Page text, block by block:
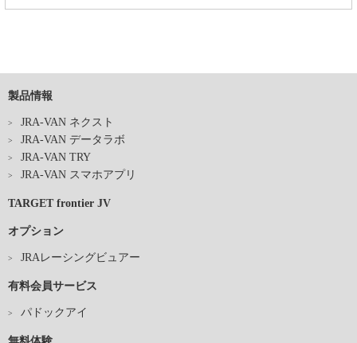
製品情報
JRA-VAN ネクスト
JRA-VAN データラボ
JRA-VAN TRY
JRA-VAN スマホアプリ
TARGET frontier JV
オプション
JRAレーシングビュアー
有料会員サービス
パドックアイ